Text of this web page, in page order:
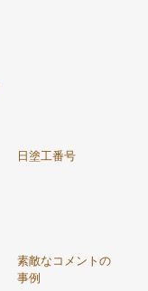
日塗工番号
素敵なコメントの
事例